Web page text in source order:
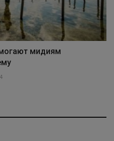
мидиям